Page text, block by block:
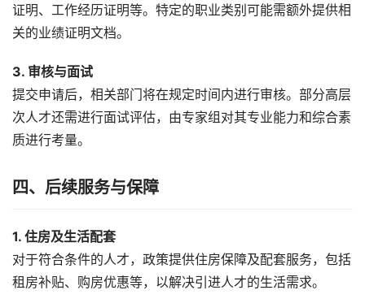
证明、工作经历证明等。特定的职业类别可能需额外提供相
关的业绩证明文档。
3. 审核与面试
提交申请后，相关部门将在规定时间内进行审核。部分高层
次人才还需进行面试评估，由专家组对其专业能力和综合素
质进行考量。
四、后续服务与保障
1. 住房及生活配套
对于符合条件的人才，政策提供住房保障及配套服务，包括
租房补贴、购房优惠等，以解决引进人才的生活需求。